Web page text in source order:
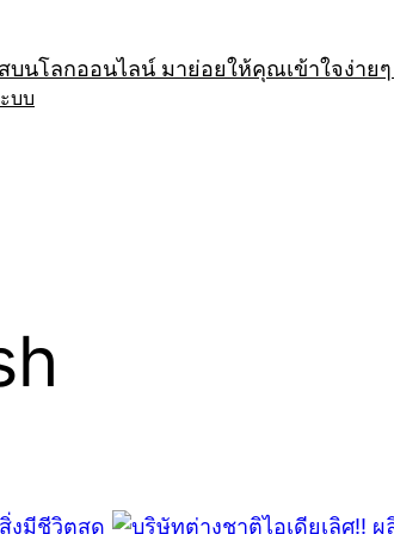
นโลกออนไลน์ มาย่อยให้คุณเข้าใจง่าย
บบ